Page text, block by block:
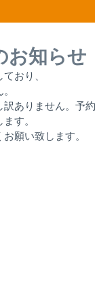
お知らせ
おり、
ありません。予
す。
願い致します。